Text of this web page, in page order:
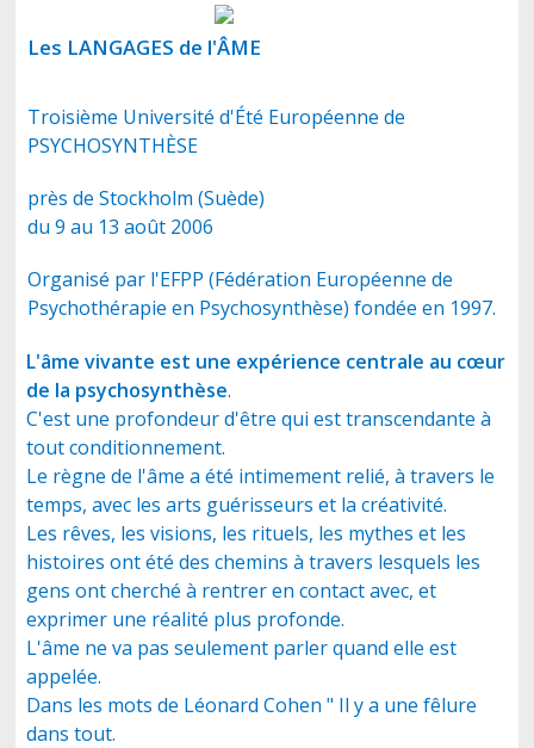
PROFESSIONNELS
Les LANGAGES de l'ÂME
Troisième Université d'Été Européenne de
PSYCHOSYNTHÈSE
près de Stockholm (Suède)
du 9 au 13 août 2006
Organisé par l'EFPP (Fédération Européenne de
Psychothérapie en Psychosynthèse) fondée en 1997.
L'âme vivante est une expérience centrale au cœur
de la psychosynthèse.
C'est une profondeur d'être qui est transcendante à
tout conditionnement.
Le règne de l'âme a été intimement relié, à travers le
temps, avec les arts guérisseurs et la créativité.
Les rêves, les visions, les rituels, les mythes et les
histoires ont été des chemins à travers lesquels les
gens ont cherché à rentrer en contact avec, et
exprimer une réalité plus profonde.
L'âme ne va pas seulement parler quand elle est
appelée.
Dans les mots de Léonard Cohen " Il y a une fêlure
dans tout.